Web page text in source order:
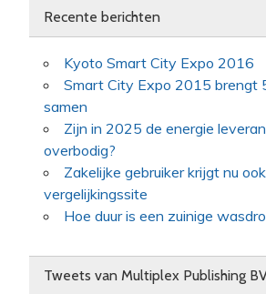
Recente berichten
Kyoto Smart City Expo 2016
Smart City Expo 2015 brengt
samen
Zijn in 2025 de energie
overbodig?
Zakelijke gebruiker krijgt nu
vergelijkingssite
Hoe duur is een zuinige
Tweets van Multiplex Publishing